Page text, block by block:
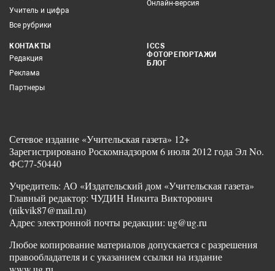
Учитель и цифра
Все рубрики
Онлайн-версия
КОНТАКТЫ
Редакция
Реклама
Партнеры
ICCS
ФОТОРЕПОРТАЖИ
БЛОГ
Сетевое издание «Учительская газета» 12+
Зарегистрировано Роскомнадзором 6 июля 2012 года Эл No.
ФС77-50440
Учредитель: АО «Издательский дом «Учительская газета»
Главный редактор: ЧУДИН Никита Викторович
(nikvik87@mail.ru)
Адрес электронной почты редакции: ug@ug.ru
Любое копирование материалов допускается с разрешения
правообладателя и с указанием ссылки на издание